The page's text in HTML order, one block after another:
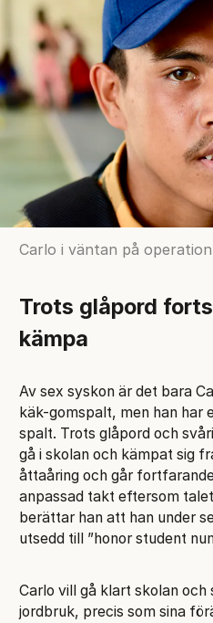
Carlo i väntan på
Trots glåpord
kämpa
Av sex syskon är det bara
käk-gomspalt, men han har
spalt. Trots glåpord och
gå i skolan och kämpat sig
åttaåring och går
anpassad takt eftersom
berättar han att han under
utsedd till ”honor student
Carlo vill gå klart skolan och
jordbruk, precis som sina